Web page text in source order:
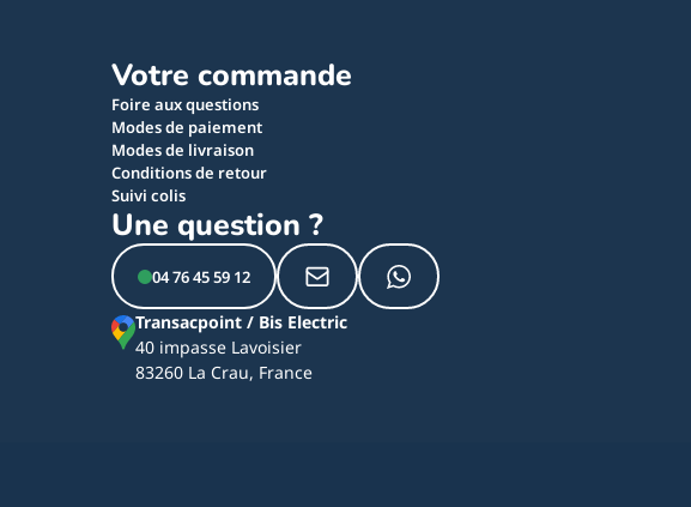
Votre commande
Foire aux questions
Modes de paiement
Modes de livraison
Conditions de retour
Suivi colis
Une question ?
04 76 45 59 12
Transacpoint / Bis Electric
40 impasse Lavoisier
83260 La Crau, France